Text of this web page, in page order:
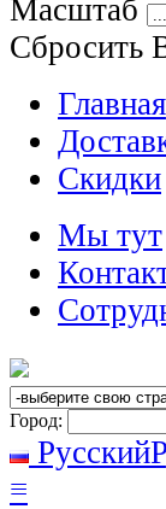
Масштаб
Сбросить
Главная
Скидки
Мы тут
Город:
Русский
≡